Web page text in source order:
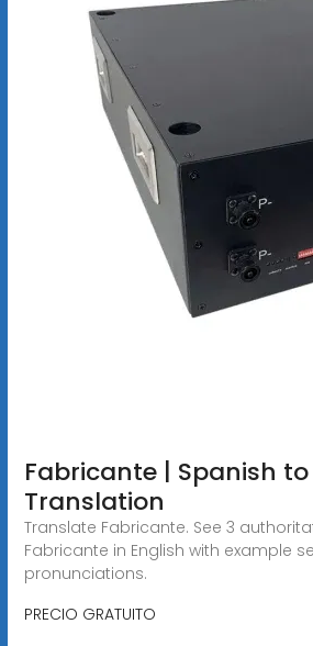
Fabricante | Spanish to
Translation
Translate Fabricante. See 3
Fabricante in English with example
pronunciations.
PRECIO GRATUITO